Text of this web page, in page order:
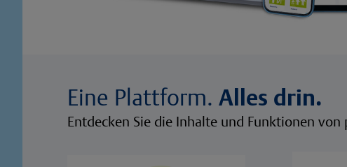
Eine Plattform. Alles drin.
Entdecken Sie die Inhalte und Funktionen von